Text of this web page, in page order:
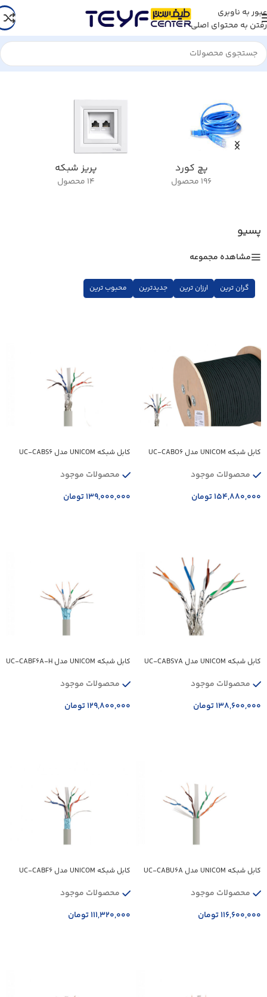
عبور به ناوبری
رفتن به محتوای اصلی
خانه/تجهیزات شبکه/پسیو نمایش 1–12 از 388 نتیجه
پچ کورد
196 محصول
پریز شبکه
14 محصول
پسیو
مشاهده مجموعه
گران ترین ارزان ترین جدیدترین محبوب ترین
کابل شبکه UNICOM مدل UC-CABO6
محصولات موجود
۱۵۴,۸۸۰,۰۰۰تومان
کابل شبکه UNICOM مدل UC-CABS6
محصولات موجود
۱۳۹,۰۰۰,۰۰۰تومان
کابل شبکه UNICOM مدل UC-CABS7A
محصولات موجود
۱۳۸,۶۰۰,۰۰۰تومان
کابل شبکه UNICOM مدل UC-CABF6A-H
محصولات موجود
۱۲۹,۸۰۰,۰۰۰تومان
کابل شبکه UNICOM مدل UC-CABU6A
محصولات موجود
۱۱۶,۶۰۰,۰۰۰تومان
کابل شبکه UNICOM مدل UC-CABF6
محصولات موجود
۱۱۱,۳۲۰,۰۰۰تومان